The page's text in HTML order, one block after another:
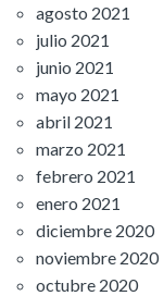
agosto 2021
julio 2021
junio 2021
mayo 2021
abril 2021
marzo 2021
febrero 2021
enero 2021
diciembre 2020
noviembre 2020
octubre 2020